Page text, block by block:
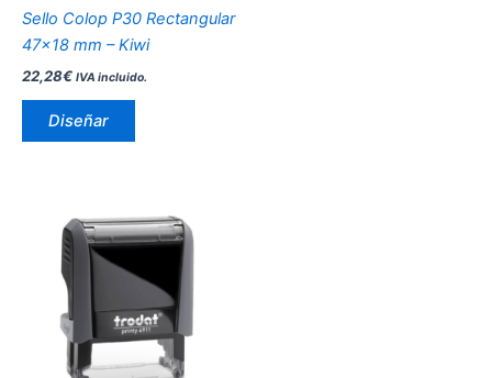
Sello Colop P30 Rectangular
47×18 mm – Kiwi
22,28€ IVA incluido.
Diseñar
página